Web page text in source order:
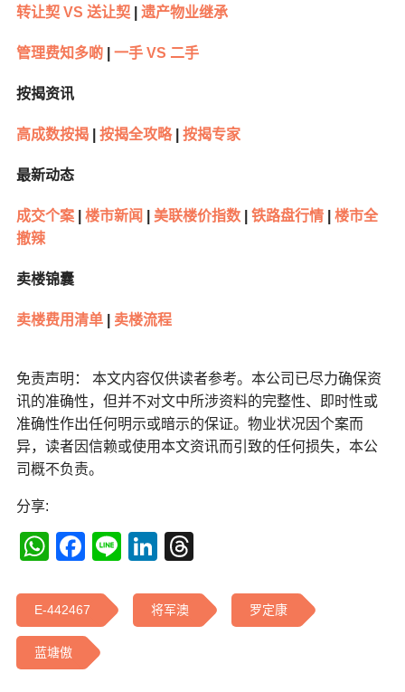
转让契 VS 送让契| 遗产物业继承
管理费知多啲| 一手 VS 二手
按揭资讯
高成数按揭| 按揭全攻略| 按揭专家
最新动态
成交个案| 楼市新闻 美联楼价指数| 铁路盘行情|
楼市全
撤辣
卖楼锦囊
卖楼费用清单| 卖楼流程
免责声明： 本文内容仅供读者参考。本公司已尽力确保资
讯的准确性，但并不对文中所涉资料的完整性、即时性或
准确性作出任何明示或暗示的保证。物业状况因个案而
异，读者因信赖或使用本文资讯而引致的任何损失，本公
司概不负责。
分享:
WhatsApp
Facebook
LineLinkedIn
E-442467 将军澳 罗定康
蓝塘傲